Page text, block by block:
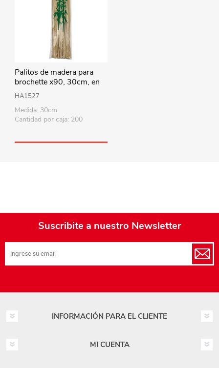
Palitos de madera para
brochette x90, 30cm, en
bolsa
HA1527
Medida: 30cm
Cantidad por caja: 200
Suscribite a nuestro Newsletter
INFORMACIÓN PARA EL CLIENTE
MI CUENTA